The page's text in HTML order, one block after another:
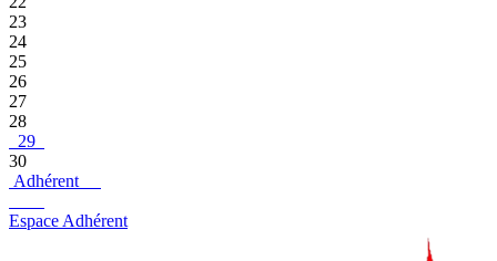
23
24
25
26
27
28
29
30
Adhérent
Espace Adhérent